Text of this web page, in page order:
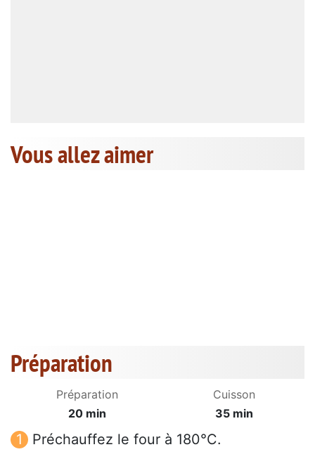
Vous allez aimer
Préparation
Préparation
20 min
Cuisson
35 min
Préchauffez le four à 180°C.